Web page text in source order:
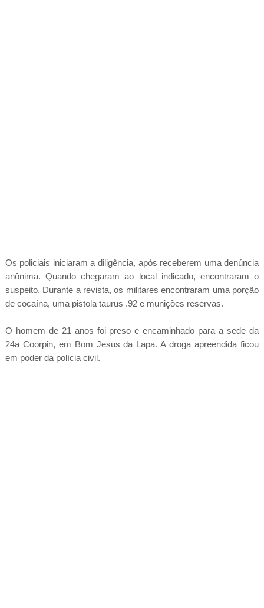
Os policiais iniciaram a diligência, após receberem uma denúncia
anônima. Quando chegaram ao local indicado, encontraram o
suspeito. Durante a revista, os militares encontraram uma porção
de cocaína, uma pistola taurus .92 e munições reservas.
O homem de 21 anos foi preso e encaminhado para a sede da
24a Coorpin, em Bom Jesus da Lapa. A droga apreendida ficou
em poder da polícia civil.